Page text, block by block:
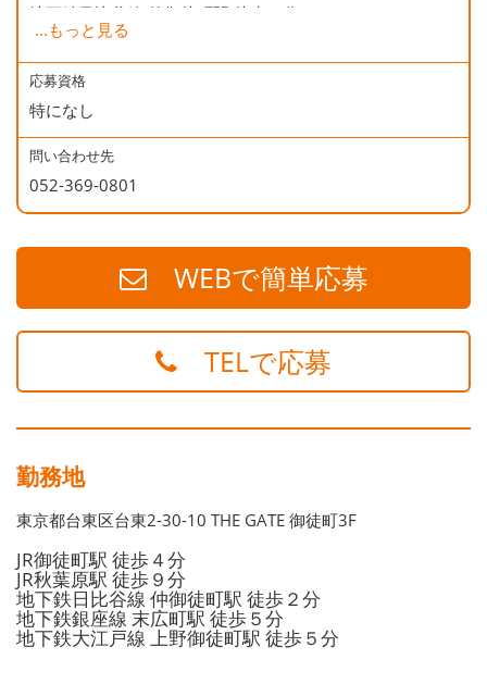
地下鉄日比谷線 仲御徒町駅 徒歩２分
地下鉄銀座線 末広町駅 徒歩５分
地下鉄大江戸線 上野御徒町駅 徒歩５分
...もっと見る
応募資格
特になし
問い合わせ先
052-369-0801
WEBで簡単応募
TELで応募
勤務地
東京都台東区台東2-30-10 THE GATE 御徒町3F
JR御徒町駅 徒歩４分
JR秋葉原駅 徒歩９分
地下鉄日比谷線 仲御徒町駅 徒歩２分
地下鉄銀座線 末広町駅 徒歩５分
地下鉄大江戸線 上野御徒町駅 徒歩５分